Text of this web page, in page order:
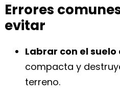
Errores
evitar
Labrar con el
compacta y
terreno.